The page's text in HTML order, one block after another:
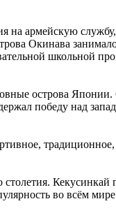
армейскую
Окинава
школьной
острова
победу над
традиционное,
Кекусинкай
во всём